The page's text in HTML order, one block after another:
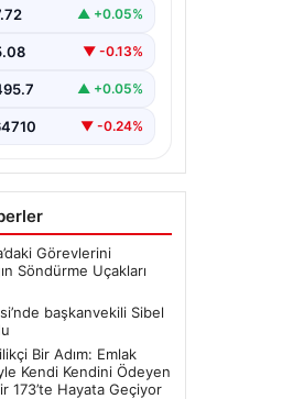
▲ +0.05%
▼ -0.13%
▲ +0.05%
▼ -0.24%
Görevlerini
Söndürme Uçakları
başkanvekili Sibel
Bir Adım: Emlak
Kendi Kendini Ödeyen
173’te Hayata Geçiyor